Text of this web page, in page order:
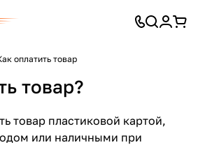
оплатить товар
товар?
товар пластиковой картой,
или наличными при